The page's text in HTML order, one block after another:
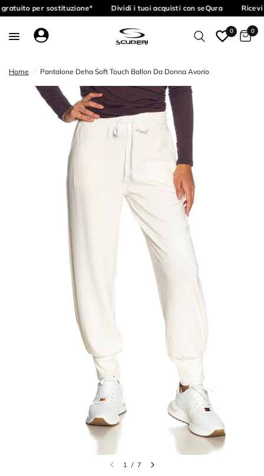
per sostituzione* Dividi i tuoi acquisti con seQura
0 0
Home / Pantalone Deha Soft Touch Ballon Da Donna Avorio
1 / 7